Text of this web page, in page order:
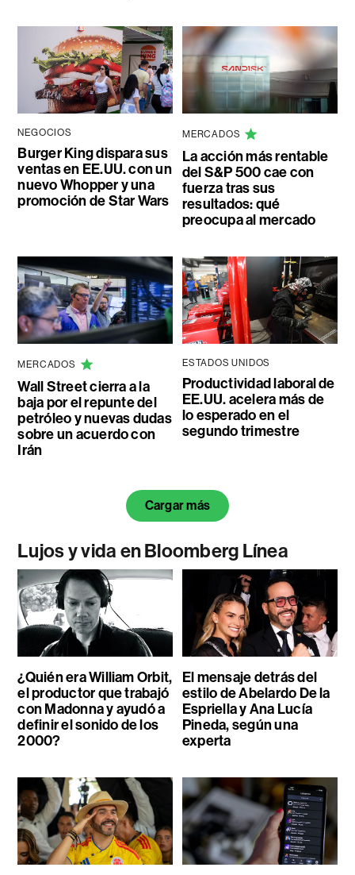
NEGOCIOS
Burger King dispara sus
ventas en EE.UU. con un
nuevo Whopper y una
promoción de Star Wars
MERCADOS
La acción más rentable
del S&P 500 cae con
fuerza tras sus
resultados: qué
preocupa al mercado
MERCADOS
Wall Street cierra a la
baja por el repunte del
petróleo y nuevas dudas
sobre un acuerdo con
Irán
ESTADOS UNIDOS
Productividad laboral de
EE.UU. acelera más de
lo esperado en el
segundo trimestre
Cargar más
Lujos y vida en Bloomberg Línea
¿Quién era William Orbit,
el productor que trabajó
con Madonna y ayudó a
definir el sonido de los
2000?
El mensaje detrás del
estilo de Abelardo De la
Espriella y Ana Lucía
Pineda, según una
experta